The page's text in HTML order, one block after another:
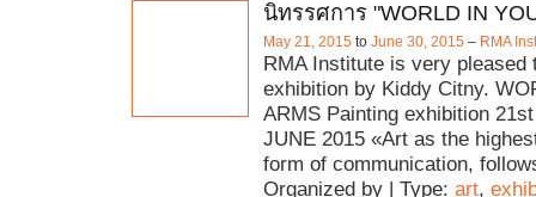
นิทรรศการ "WORLD IN
May 21, 2015 to June 30, 2015 – RMA
RMA Institute is very pleased
exhibition by Kiddy Citny.
ARMS Painting exhibition
JUNE 2015 «Art as the
form of communication,
Organized by | Type: art,